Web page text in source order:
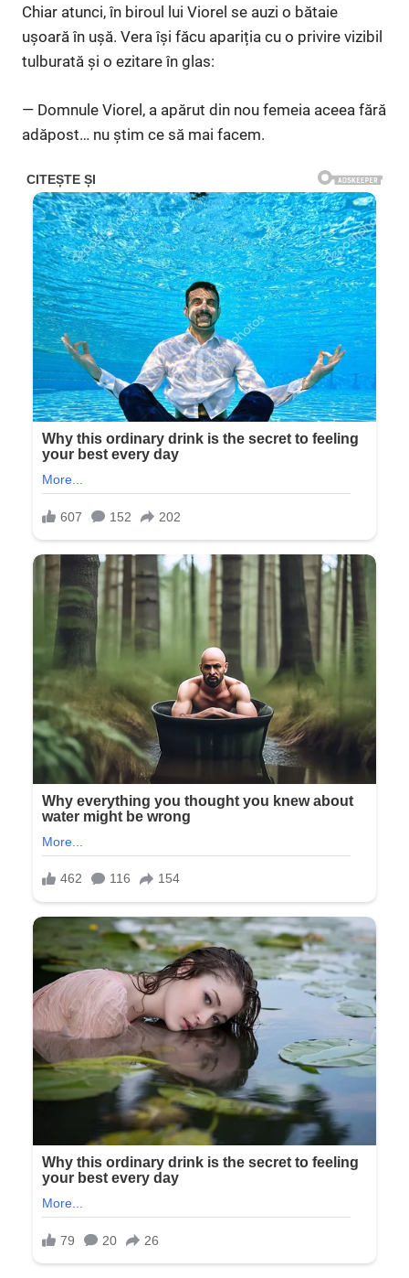
Chiar atunci, în biroul lui Viorel se auzi o bătaie
ușoară în ușă. Vera își făcu apariția cu o privire vizibil
tulburată și o ezitare în glas:
— Domnule Viorel, a apărut din nou femeia aceea fără
adăpost… nu știm ce să mai facem.